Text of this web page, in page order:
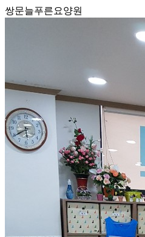
쌍문늘푸른요양원